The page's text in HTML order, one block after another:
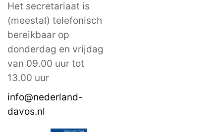
Het secretariaat is
(meestal) telefonisch
bereikbaar op
donderdag en vrijdag
van 09.00 uur tot
13.00 uur
info@nederland-
davos.nl